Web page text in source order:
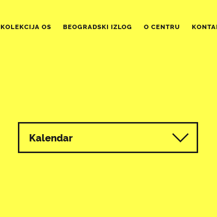
KOLEKCIJA OS BEOGRADSKI IZLOG O CENTRU
Kalendar